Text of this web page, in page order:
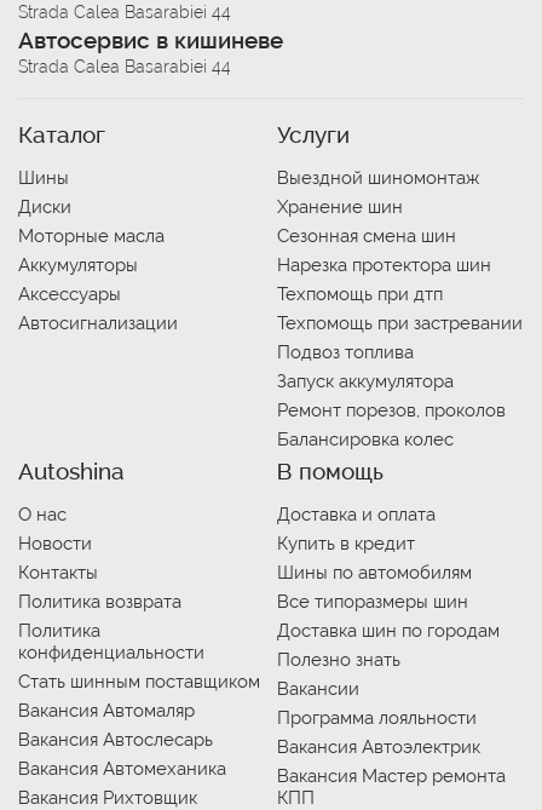
Strada Calea Basarabiei 44
Автосервис в кишиневе
Strada Calea Basarabiei 44
Каталог
Шины
Диски
Моторные масла
Аккумуляторы
Аксессуары
Автосигнализации
Услуги
Выездной шиномонтаж
Хранение шин
Сезонная смена шин
Нарезка протектора шин
Техпомощь при дтп
Техпомощь при застревании
Подвоз топлива
Запуск аккумулятора
Ремонт порезов, проколов
Балансировка колес
Autoshina
О нас
Новости
Контакты
Политика возврата
Политика
конфиденциальности
Стать шинным поставщиком
Вакансия Автомаляр
Вакансия Автослесарь
Вакансия Автомеханика
Вакансия Рихтовщик
В помощь
Доставка и оплата
Купить в кредит
Шины по автомобилям
Все типоразмеры шин
Доставка шин по городам
Полезно знать
Вакансии
Программа лояльности
Вакансия Автоэлектрик
Вакансия Мастер ремонта
КПП